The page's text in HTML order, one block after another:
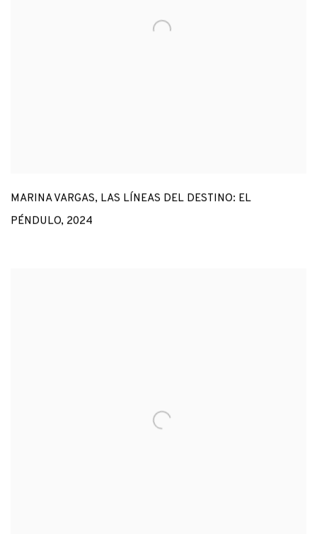
MARINA VARGAS, LAS LÍNEAS DEL DESTINO: EL
PÉNDULO, 2024